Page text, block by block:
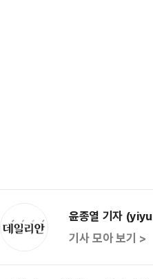
윤종열 기자
기사 모아 보기 >